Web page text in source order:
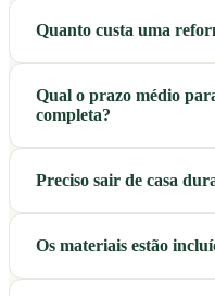
Quanto custa uma
Qual o prazo médio
completa?
Preciso sair de casa
Os materiais estão